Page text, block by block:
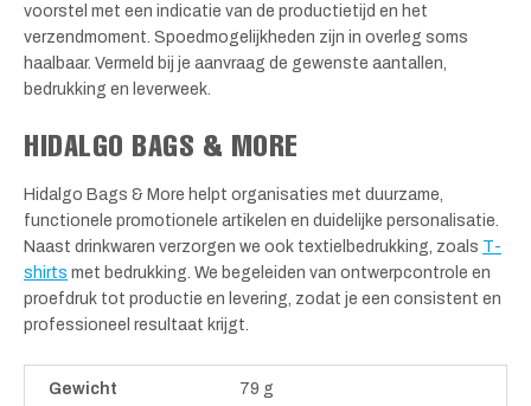
voorstel met een indicatie van de productietijd en het
verzendmoment. Spoedmogelijkheden zijn in overleg soms
haalbaar. Vermeld bij je aanvraag de gewenste aantallen,
bedrukking en leverweek.
HIDALGO BAGS & MORE
Hidalgo Bags & More helpt organisaties met duurzame,
functionele promotionele artikelen en duidelijke personalisatie.
Naast drinkwaren verzorgen we ook textielbedrukking, zoals T-
shirts met bedrukking. We begeleiden van ontwerpcontrole en
proefdruk tot productie en levering, zodat je een consistent en
professioneel resultaat krijgt.
Gewicht 79 g